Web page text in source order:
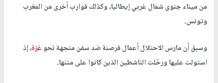
من ميناء جنوى شمال غربي إيطاليا، وكذلك قوارب أخرى من المغرب
وتونس.
وسبق أن مارس الاحتلال أعمال قرصنة ضد سفن متجهة نحوغزة، إذ
استولت عليها ورحّلت الناشطين الذين كانوا على متنها.